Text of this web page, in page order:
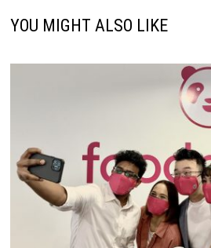
YOU MIGHT ALSO LIKE